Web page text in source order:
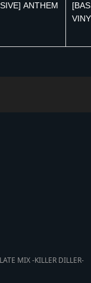
ANTHEM
MIX -KILLER DILLER-